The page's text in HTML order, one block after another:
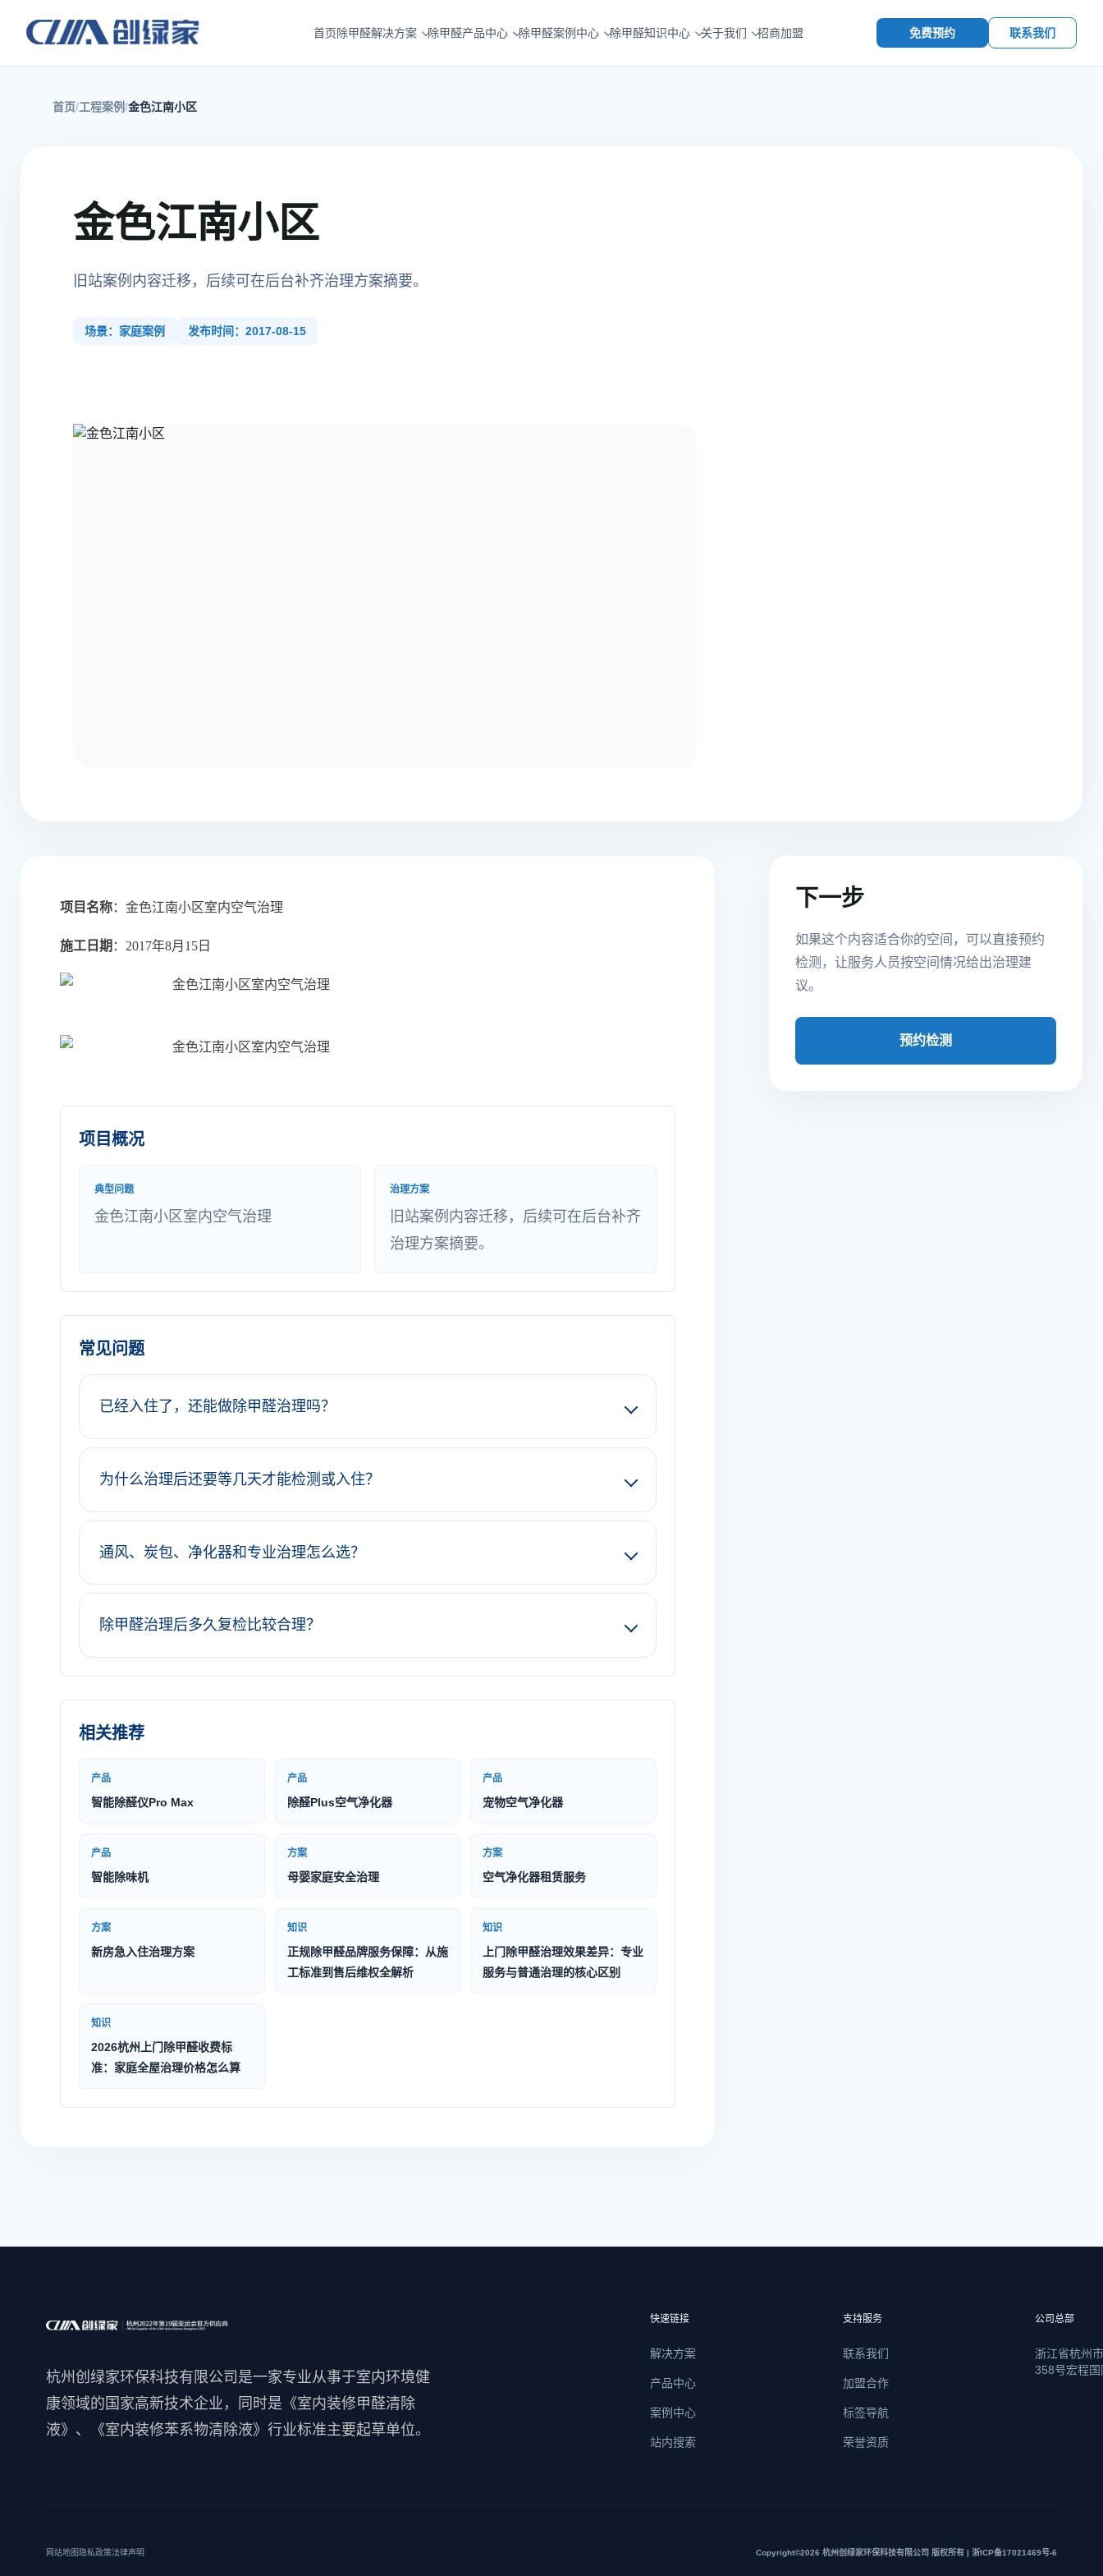
首页除甲醛解决方案 除甲醛产品中心 除甲醛案例中心 除甲醛知识中心 关于我们 招商加盟 免费预约 联系我们
首页 工程案例 金色江南小区
金色江南小区
旧站案例内容迁移，后续可在后台补齐治理方案摘要。
场景：家庭案例 发布时间：2017-08-15
项目名称：金色江南小区室内空气治理
施工日期 ：2017年8月15日
项目概况
典型问题
金色江南小区室内空气治理
治理方案
旧站案例内容迁移，后续可在后台补齐
治理方案摘要。
常见问题
已经入住了，还能做除甲醛治理吗？
为什么治理后还要等几天才能检测或入住？
通风、炭包、净化器和专业治理怎么选？
除甲醛治理后多久复检比较合理？
相关推荐
产品
智能除醛仪Pro Max
产品
除醛Plus空气净化器
产品
宠物空气净化器
产品
智能除味机
方案
母婴家庭安全治理
方案
空气净化器租赁服务
方案
新房急入住治理方案
知识
正规除甲醛品牌服务保障：从施
工标准到售后维权全解析
知识
上门除甲醛治理效果差异：专业
服务与普通治理的核心区别
知识
2026杭州上门除甲醛收费标
准：家庭全屋治理价格怎么算
下一步
如果这个内容适合你的空间，可以直接预约
检测，让服务人员按空间情况给出治理建
议。
预约检测
杭州创绿家环保科技有限公司是一家专业从事于室内环境健
康领域的国家高新技术企业，同时是《室内装修甲醛清除
液》、《室内装修苯系物清除液》行业标准主要起草单位。
快速链接
解决方案
产品中心
案例中心
站内搜索
支持服务
联系我们
加盟合作
标签导航
荣誉资质
公司总部
浙江省杭州
358号宏程
网站地图 隐私政策法律声明 Copyright©2026 杭州创绿家环保科技有限公司 版权所有 | 浙ICP备17021469号-6